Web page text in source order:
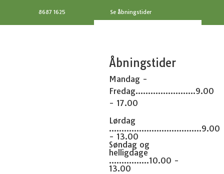
8687 1625 Se åbningstider
Åbningstider
Mandag -
Fredag........................9.00
- 17.00
Lørdag
.....................................9.00
- 13.00
Søndag og
helligdage
................10.00 -
13.00